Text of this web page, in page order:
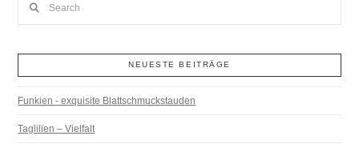
NEUESTE BEITRÄGE
Funkien - exquisite Blattschmuckstauden
Taglilien – Vielfalt